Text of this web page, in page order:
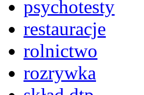
psychotesty
restauracje
rolnictwo
rozrywka